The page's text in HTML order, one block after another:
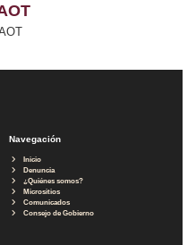
Navegación
Inicio
Denuncia
¿Quiénes somos?
Micrositios
Comunicados
Consejo de Gobierno